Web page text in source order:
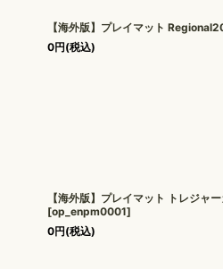
【海外版】プレイマット
0円(税込)
【海外版】プレイマット トレジャ
[op_enpm0001]
0円(税込)